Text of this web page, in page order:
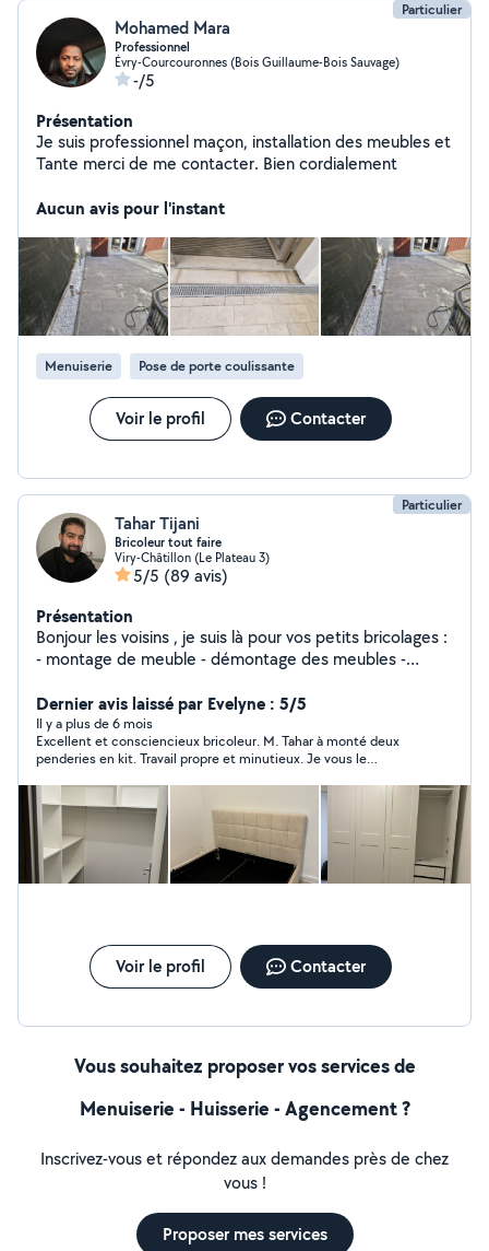
Particulier
Mohamed Mara
Professionnel
Évry-Courcouronnes (Bois Guillaume-Bois Sauvage)
-/5
Présentation
Je suis professionnel maçon, installation des meubles et
Tante merci de me contacter. Bien cordialement
Aucun avis pour l'instant
Menuiserie Pose de porte coulissante
Voir le profil Contacter
Particulier
Tahar Tijani
Bricoleur tout faire
Viry-Châtillon (Le Plateau 3)
5/5 (89 avis)
Présentation
Bonjour les voisins , je suis là pour vos petits bricolages :
- montage de meuble - démontage des meubles -
, plafonnier , création prise et éclairage . - fixation tringle
- peinture - bricolage en menuiserie - bricolage en
plomberie - fixation tv au mur - branchement et
raccordement machine à laver et lave-vaisselle -
manutention et tout petit bricolage. 06 /41 /53 /05
/5deux NB : JE NE FAIS PAS pas la réparation des
électroménagers. Envoyez moi les demandes privées
uniquement sur les catégories : montage de meubles et
petits bricolages . Je ne peux pas répondre sur les
Dernier avis laissé par Evelyne : 5/5
Il y a plus de 6 mois
Excellent et consciencieux bricoleur. M. Tahar à monté deux
penderies en kit. Travail propre et minutieux. Je vous le
Voir le profil Contacter
Vous souhaitez proposer vos services de
Menuiserie - Huisserie - Agencement ?
Inscrivez-vous et répondez aux demandes près de chez
vous !
Proposer mes services